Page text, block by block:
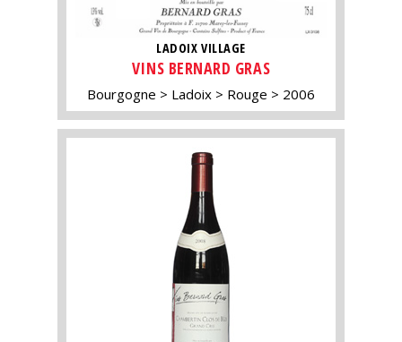
LADOIX VILLAGE
VINS BERNARD GRAS
Bourgogne Ladoix Rouge 2006